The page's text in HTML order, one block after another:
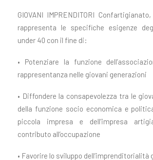
GIOVANI IMPRENDITORI
rappresenta le specifiche esigenze
under 40 con il fine di:
• Potenziare la funzione
rappresentanza nelle giovani generazioni
• Diffondere la consapevolezza tra le
della funzione socio economica e
piccola impresa e dell’impresa
contributo all’occupazione
• Favorire lo sviluppo dell’imprenditorialità